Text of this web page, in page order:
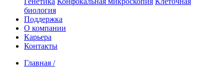
биология
Поддержка
О компании
Карьера
Контакты
Главная /